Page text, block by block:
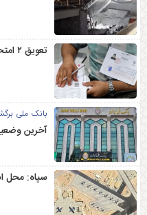
تعویق ۲ امتحان نهایی در ۴ استان
بانک ملی
آخرین
سپاه: محل